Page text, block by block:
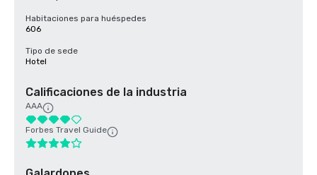
Habitaciones para huéspedes
606
Tipo de sede
Hotel
Calificaciones de la industria
AAA
Forbes Travel Guide